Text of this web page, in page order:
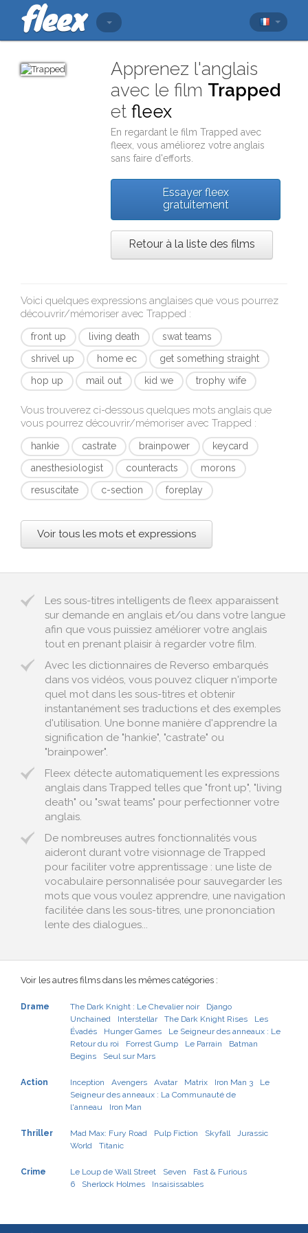
Apprenez l'anglais
avec le film Trapped
etfleex
En regardant le filmTrapped avec
fleex , vous améliorez votre anglais
sans faire d'efforts.
Essayer fleex
gratuitement
Retour à la liste des films
Voici quelques expressions anglaises que vous pourrez
découvrir/mémoriser avec Trapped :
front up living death
swat teams
shrivel up
home ec
get something straight
hop up
mail out kid we trophy wife
Vous trouverez ci-dessous quelques mots anglais que
vous pourrez découvrir/mémoriser avec Trapped :
hankie castrate brainpower
keycard
anesthesiologist
counteracts
morons
resuscitate
c-section foreplay
Voir tous les mots et expressions
Les sous-titres intelligents de fleex apparaissent
sur demande en anglais et/ou dans votre langue
afin que vous puissiez améliorer votre anglais
tout en prenant plaisir à regarder votre film.
Avec les dictionnaires de Reverso embarqués
dans vos vidéos, vous pouvez cliquer n'importe
quel mot dans les sous-titres et obtenir
instantanément ses traductions et des exemples
d'utilisation. Une bonne manière d'apprendre la
signification de "hankie", "castrate" ou
"brainpower".
Fleex détecte automatiquement les expressions
anglais dans Trapped telles que "front up", "living
death" ou "swat teams" pour perfectionner votre
anglais.
De nombreuses autres fonctionnalités vous
aideront durant votre visionnage de Trapped
pour faciliter votre apprentissage : une liste de
vocabulaire personnalisée pour sauvegarder les
mots que vous voulez apprendre, une navigation
facilitée dans les sous-titres, une prononciation
lente des dialogues...
Voir les autres films dans les mêmes catégories :
Drame The Dark Knight : Le Chevalier noir
Django
Unchained
Interstellar The Dark Knight Rises
Les
Évadés
Hunger Games
Le Seigneur des anneaux : Le
Retour du roi
Forrest Gump Le Parrain
Batman
Begins
Seul sur Mars
Action Inception Avengers Avatar Matrix Iron Man 3
Le
Seigneur des anneaux : La Communauté de
l'anneau
Iron Man
Thriller Mad Max: Fury Road Pulp Fiction Skyfall
Jurassic
World
Titanic
Crime Le Loup de Wall Street Seven
Fast & Furious
6
Sherlock Holmes Insaisissables